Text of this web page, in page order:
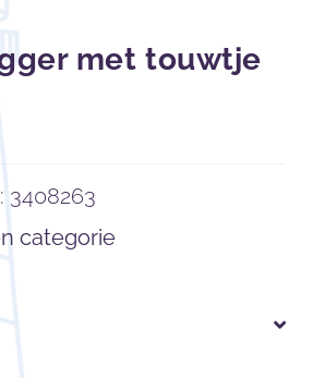
met touwtje
3408263
categorie